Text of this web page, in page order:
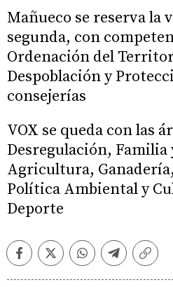
Mañueco se reserva la
segunda, con
Ordenación del
Despoblación y
consejerías
VOX se queda con las
Desregulación, Familia
Agricultura,
Política Ambiental y
Deporte
FacebookTwitterWhatsappTelegramCopiar